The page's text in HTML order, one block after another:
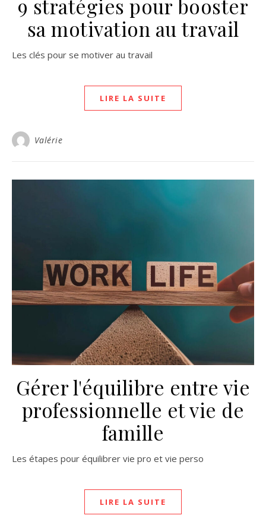
9 stratégies pour booster
sa motivation au travail
Les clés pour se motiver au travail
LIRE LA SUITE
Valérie
Gérer l'équilibre entre vie
professionnelle et vie de
famille
Les étapes pour équilibrer vie pro et vie perso
LIRE LA SUITE